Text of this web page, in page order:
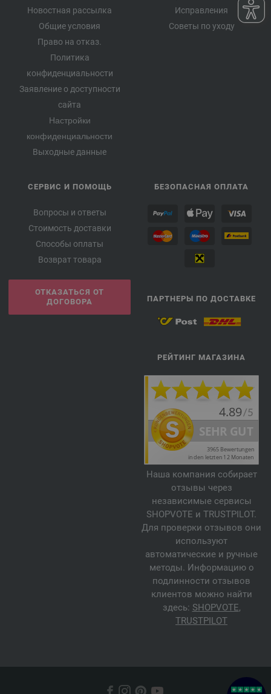
Новостная рассылка
Общие условия
Право на отказ.
Политика
конфиденциальности
Заявление о доступности
сайта
Настройки
конфиденциальности
Выходные данные
Исправления
Советы по уходу
СЕРВИС И ПОМОЩЬ
Вопросы и ответы
Стоимость доставки
Способы оплаты
Возврат товара
ОТКАЗАТЬСЯ ОТ
ДОГОВОРА
БЕЗОПАСНАЯ ОПЛАТА
ПАРТНЕРЫ ПО ДОСТАВКЕ
РЕЙТИНГ МАГАЗИНА
Наша компания собирает
отзывы через
независимые сервисы
SHOPVOTE и TRUSTPILOT.
Для проверки отзывов они
используют
автоматические и ручные
методы. Информацию о
подлинности отзывов
клиентов можно найти
здесь: SHOPVOTE,
TRUSTPILOT